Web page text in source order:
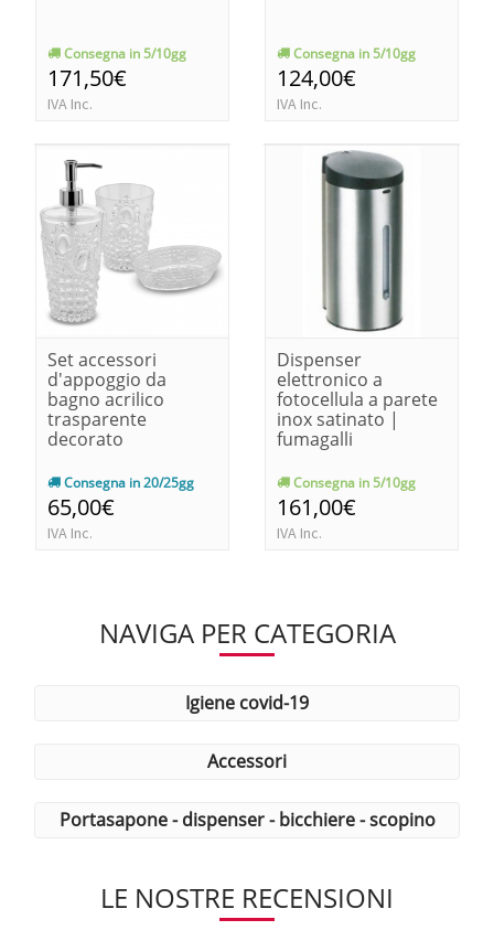
Consegna in 5/10gg
171,50€
IVA Inc.
Consegna in 5/10gg
124,00€
IVA Inc.
Set accessori
d'appoggio da
bagno acrilico
trasparente
decorato
Consegna in 20/25gg
65,00€
IVA Inc.
Dispenser
elettronico a
fotocellula a parete
inox satinato |
fumagalli
Consegna in 5/10gg
161,00€
IVA Inc.
NAVIGA PER CATEGORIA
igiene covid-19
accessori
portasapone - dispenser - bicchiere - scopino
LE NOSTRE RECENSIONI